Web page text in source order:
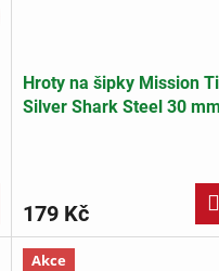
Hroty na šipky Mission
Silver Shark Steel 30 mm
179 Kč
Akce